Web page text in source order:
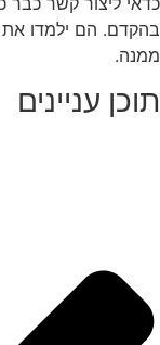
בהקדם. הם ילמדו את
ממנה.
תוכן עניינים